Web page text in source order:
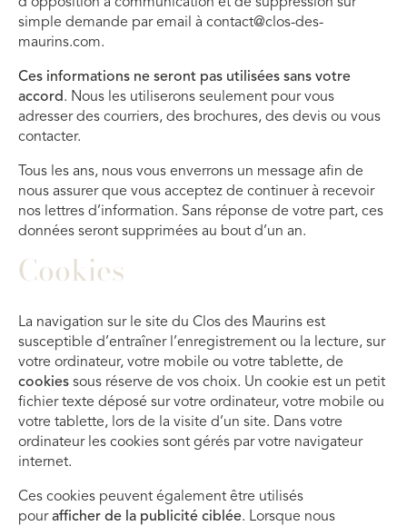
simple demande par email à contact@clos-des-
maurins.com.
Ces informations ne seront pas utilisées sans votre
accord. Nous les utiliserons seulement pour vous
adresser des courriers, des brochures, des devis ou vous
contacter.
Tous les ans, nous vous enverrons un message afin de
nous assurer que vous acceptez de continuer à recevoir
nos lettres d’information. Sans réponse de votre part, ces
données seront supprimées au bout d’un an.
Cookies
La navigation sur le site du Clos des Maurins est
susceptible d’entraîner l’enregistrement ou la lecture, sur
votre ordinateur, votre mobile ou votre tablette, de
cookies sous réserve de vos choix. Un cookie est un petit
fichier texte déposé sur votre ordinateur, votre mobile ou
votre tablette, lors de la visite d’un site. Dans votre
ordinateur les cookies sont gérés par votre navigateur
internet.
Ces cookies peuvent également être utilisés
pourafficher de la publicité ciblée. Lorsque nous